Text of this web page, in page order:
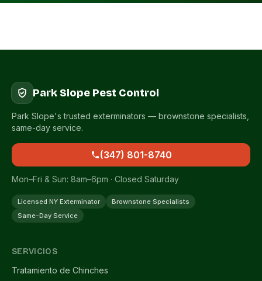
Park Slope Pest Control
Park Slope's trusted exterminators — brownstone specialists,
same-day service.
(347) 801-8740
Mon–Fri & Sun: 8am–6pm · Closed Saturday
Licensed NY Exterminator
Brownstone Specialists
Same-Day Service
SERVICIOS
Tratamiento de Chinches